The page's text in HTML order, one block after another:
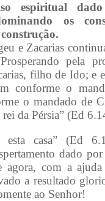
espiritual dado
os
e Zacarias
pela
filho de Ido; e
conforme o
o mandado de
da Pérsia” (Ed
esta casa” (Ed
dado
agora, com a
a resultado
ao Senhor!